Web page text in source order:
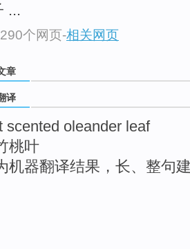
...
个网页-相关网页
章
译
scented oleander leaf
桃叶
机器翻译结果，长、整句